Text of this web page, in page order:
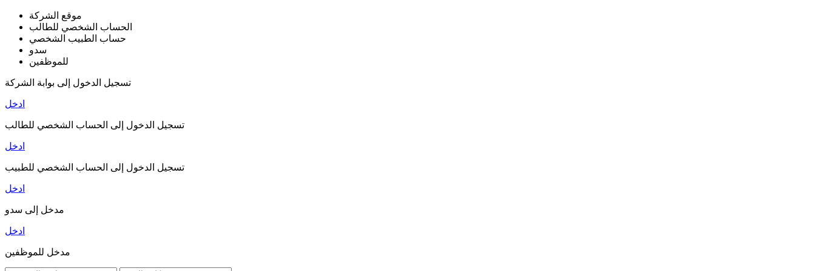
موقع الشركة
الحساب الشخصي للطالب
حساب الطبيب الشخصي
سدو
للموظفين
تسجيل الدخول إلى بوابة الشركة
ادخل
تسجيل الدخول إلى الحساب الشخصي للطالب
ادخل
تسجيل الدخول إلى الحساب الشخصي للطبيب
ادخل
مدخل إلى سدو
ادخل
مدخل للموظفين